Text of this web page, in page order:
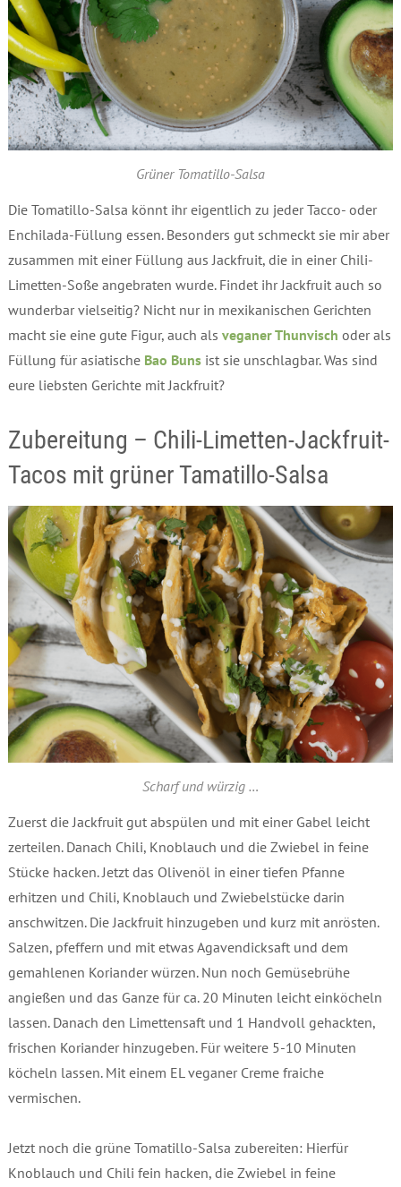
Grüner Tomatillo-Salsa
Die Tomatillo-Salsa könnt ihr eigentlich zu jeder Tacco- oder
Enchilada-Füllung essen. Besonders gut schmeckt sie mir aber
zusammen mit einer Füllung aus Jackfruit, die in einer Chili-
Limetten-Soße angebraten wurde. Findet ihr Jackfruit auch so
wunderbar vielseitig? Nicht nur in mexikanischen Gerichten
macht sie eine gute Figur, auch als veganer Thunvisch oder als
Füllung für asiatische Bao Bunsist sie unschlagbar. Was sind
eure liebsten Gerichte mit Jackfruit?
Zubereitung – Chili-Limetten-Jackfruit-
Tacos mit grüner Tamatillo-Salsa
Scharf und würzig …
Zuerst die Jackfruit gut abspülen und mit einer Gabel leicht
zerteilen. Danach Chili, Knoblauch und die Zwiebel in feine
Stücke hacken. Jetzt das Olivenöl in einer tiefen Pfanne
erhitzen und Chili, Knoblauch und Zwiebelstücke darin
anschwitzen. Die Jackfruit hinzugeben und kurz mit anrösten.
Salzen, pfeffern und mit etwas Agavendicksaft und dem
gemahlenen Koriander würzen. Nun noch Gemüsebrühe
angießen und das Ganze für ca. 20 Minuten leicht einköcheln
lassen. Danach den Limettensaft und 1 Handvoll gehackten,
frischen Koriander hinzugeben. Für weitere 5-10 Minuten
köcheln lassen. Mit einem EL veganer Creme fraiche
vermischen.
Jetzt noch die grüne Tomatillo-Salsa zubereiten: Hierfür
Knoblauch und Chili fein hacken, die Zwiebel in feine